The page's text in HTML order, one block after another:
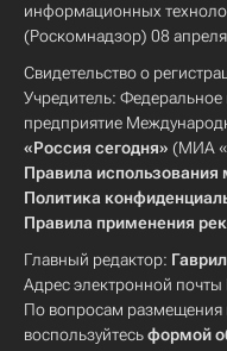
информационных
(Роскомнадзор) 08
Свидетельство о
Учредитель: Федеральное
предприятие
«Россия сегодня» (МИА
Правила использования
Политика
Правила применения
Главный редактор:
Адрес электронной почты
По вопросам размещения
воспользуйтесьформой